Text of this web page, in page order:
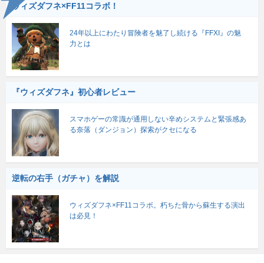
ウィズダフネ×FF11コラボ！
24年以上にわたり冒険者を魅了し続ける『FFXI』の魅
力とは
『ウィズダフネ』初心者レビュー
スマホゲーの常識が通用しない辛めシステムと緊張感あ
る奈落（ダンジョン）探索がクセになる
逆転の右手（ガチャ）を解説
ウィズダフネ×FF11コラボ。朽ちた骨から蘇生する演出
は必見！